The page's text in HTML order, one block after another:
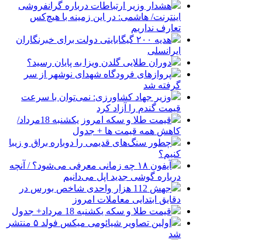
هشدار وزیر ارتباطات درباره گرانفروشی
اینترنت/ هاشمی: در این زمینه با هیچ‌کس
تعارف نداریم
هدیه ۲۰۰ گیگابایتی دولت برای خبرنگاران
ایرانسلی
دوران طلایی گلدن ویزا به پایان رسید؟
پروازهای فرودگاه شهدای نوشهر از سر
گرفته شد
وزیر جهاد کشاورزی: نمی‌توان با سرعت
قیمت گندم را آزاد کرد
قیمت طلا و سکه امروز یکشنبه 18مرداد/
کاهش همه قیمت ها + جدول
چطور سنگ‌های قدیمی را دوباره براق و زیبا
کنیم؟
آیفون ۱۸ چه زمانی معرفی می‌شود؟ / آنچه
درباره گوشی جدید اپل می‌دانیم
جهش 112 هزار واحدی شاخص بورس در
دقایق ابتدایی معاملات امروز
قیمت طلا و سکه یکشنبه 18 مرداد+ جدول
اولین تصاویر شیائومی میکس فولد ۵ منتشر
شد